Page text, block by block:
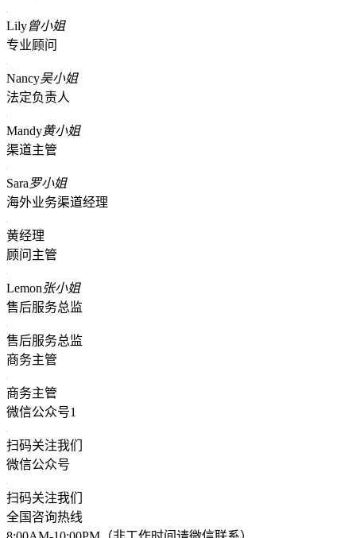
Lily曾小姐
专业顾问
Nancy吴小姐
法定负责人
Mandy黄小姐
渠道主管
Sara罗小姐
海外业务渠道经理
黄经理
顾问主管
Lemon张小姐
售后服务总监
售后服务总监
商务主管
商务主管
微信公众号1
扫码关注我们
微信公众号
扫码关注我们
全国咨询热线